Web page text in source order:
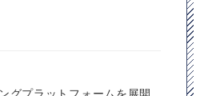
グプラットフォームを展開